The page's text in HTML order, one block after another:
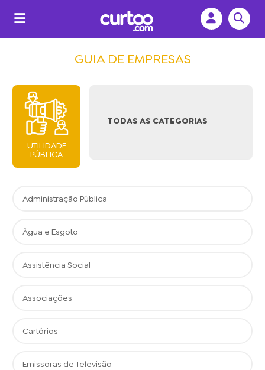
GUIA DE EMPRESAS
UTILIDADE
PÚBLICA
TODAS AS CATEGORIAS
Administração Pública
Água e Esgoto
Assistência Social
Associações
Cartórios
Emissoras de Televisão